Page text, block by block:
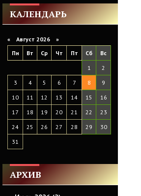
КАЛЕНДАРЬ
« Август 2026 »
Пн
Вт Ср Чт Пт Сб
Вс
1
2
3
4 5 6 7 8
9
10
11 12 13 14 15
16
17
18 19 20 21 22
23
24
25 26 27 28 29
30
31
АРХИВ